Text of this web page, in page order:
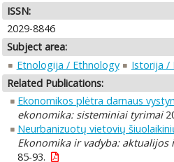
ISSN:
2029-8846
Subject area:
Etnologija / Ethnology
Istorija /
Related Publications:
Ekonomikos plėtra darnaus
ekonomika: sisteminiai tyrimai
Neurbanizuotų vietovių
Ekonomika ir vadyba: aktualijos
85-93.